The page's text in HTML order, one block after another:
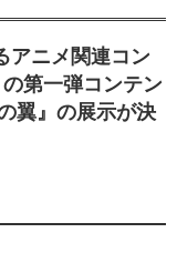
アニメ関連コン
第一弾コンテン
翼』の展示が決